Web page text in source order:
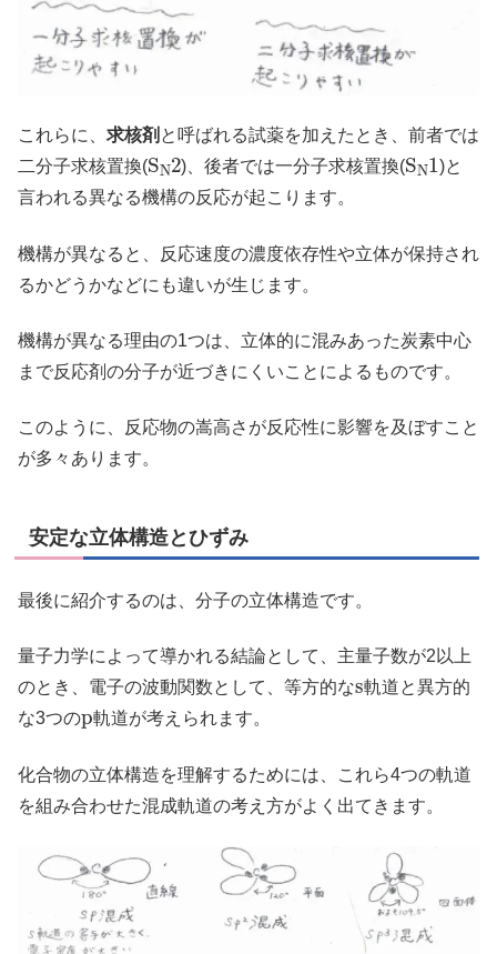
これらに、 求核剤 と呼ばれる試薬を加えたとき、前者では
二分子求核置換(
S N
2
)、後者では一分子求核置換(
S N
1
)と
言われる異なる機構の反応が起こります。
機構が異なると、反応速度の濃度依存性や立体が保持され
るかどうかなどにも違いが生じます。
機構が異なる理由の1つは、立体的に混みあった炭素中心
まで反応剤の分子が近づきにくいことによるものです。
このように、反応物の嵩高さが反応性に影響を及ぼすこと
が多々あります。
安定な立体構造とひずみ
最後に紹介するのは、分子の立体構造です。
量子力学によって導かれる結論として、主量子数が2以上
のとき、電子の波動関数として、等方的な
s
軌道と異方的
な3つの
軌道が考えられます。
化合物の立体構造を理解するためには、これら4つの軌道
を組み合わせた混成軌道の考え方がよく出てきます。